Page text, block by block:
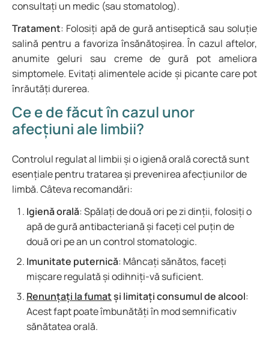
consultați un medic (sau stomatolog).
Tratament: Folosiți apă de gură antiseptică sau soluție
salină pentru a favoriza însănătoșirea. În cazul aftelor,
anumite geluri sau creme de gură pot ameliora
simptomele. Evitați alimentele acide și picante care pot
înrăutăți durerea.
Ce e de făcut în cazul unor
afecțiuni ale limbii?
Controlul regulat al limbii și o igienă orală corectă sunt
esențiale pentru tratarea și prevenirea afecțiunilor de
limbă. Câteva recomandări:
Igienă orală: Spălați de două ori pe zi dinții, folosiți o
apă de gură antibacteriană și faceți cel puțin de
două ori pe an un control stomatologic.
Imunitate puternică: Mâncați sănătos, faceți
mișcare regulată și odihniți-vă suficient.
Renunțați la fumatși limitați consumul de alcool:
Acest fapt poate îmbunătăți în mod semnificativ
sănătatea orală.